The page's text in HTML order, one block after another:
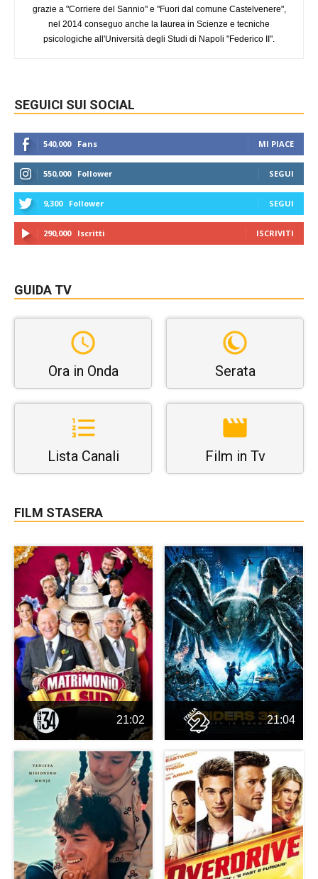
grazie a "Corriere del Sannio" e "Fuori dal comune Castelvenere",
nel 2014 conseguo anche la laurea in Scienze e tecniche
psicologiche all'Università degli Studi di Napoli "Federico II".
SEGUICI SUI SOCIAL
540,000 Fans MI PIACE
550,000 Follower SEGUI
9,300 Follower SEGUI
290,000 Iscritti ISCRIVITI
GUIDA TV
Ora in Onda Serata
Lista Canali Film in Tv
FILM STASERA
21:02 21:04